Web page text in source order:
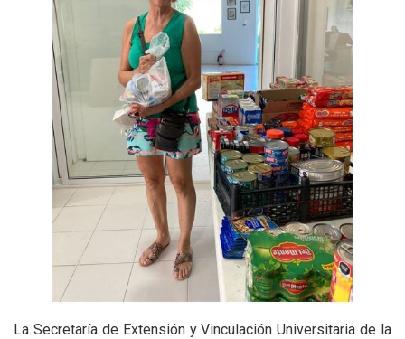
La Secretaría de Extensión y Vinculación Universitaria de la